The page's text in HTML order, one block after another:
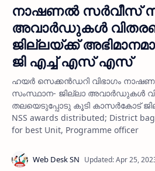
നാഷണല്‍ സര്‍വീസ്
അവാര്‍ഡുകള്‍
ജില്ലയ്ക്ക്
ജി എച്ച് എസ് എസ്
ഹയര്‍ സെക്കന്‍ഡറി വിഭാഗം
സംസ്ഥാന- ജില്ലാ അവാര്‍ഡുകള്‍
തലയെടുപ്പോടു കൂടി കാസര്‍കോട്
NSS awards distributed; District
for best Unit, Programme officer